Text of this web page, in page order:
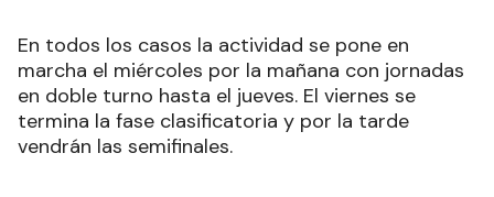
En todos los casos la actividad se pone en
marcha el miércoles por la mañana con jornadas
en doble turno hasta el jueves. El viernes se
termina la fase clasificatoria y por la tarde
vendrán las semifinales.